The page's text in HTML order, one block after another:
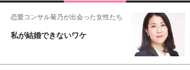
恋愛コンサル菊乃が出会った女性たち
私が結婚できないワケ